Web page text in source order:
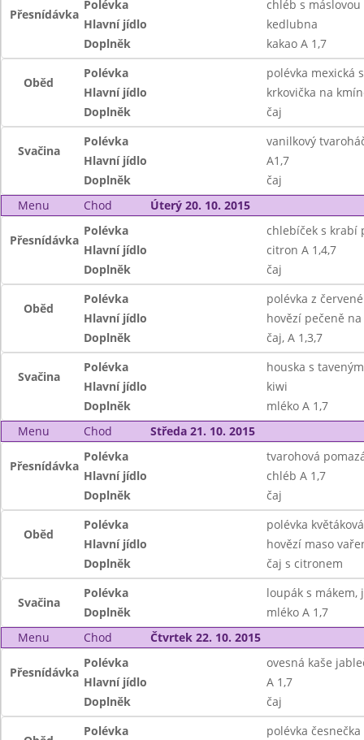
Přesnídávka
Polévka
chléb s
Hlavní jídlo
kedlubna
Doplněk
kakao A 1,7
Oběd
Polévka
polévka mexická
Hlavní jídlo
krkovička na
Doplněk
čaj
Svačina
Polévka
vanilkový
Hlavní jídlo
A1,7
Doplněk
čaj
Menu
Chod Úterý 20. 10. 2015
Přesnídávka
Polévka
chlebíček s krabí
Hlavní jídlo
citron A 1,4,7
Doplněk
čaj
Oběd
Polévka
polévka z
Hlavní jídlo
hovězí pečeně
Doplněk
čaj, A 1,3,7
Svačina
Polévka
houska s
Hlavní jídlo
kiwi
Doplněk
mléko A 1,7
Menu
Chod Středa 21. 10. 2015
Přesnídávka
Polévka
tvarohová
Hlavní jídlo
chléb A 1,7
Doplněk
čaj
Oběd
Polévka
polévka květáková
Hlavní jídlo
hovězí maso
Doplněk
čaj s citronem
Svačina
Polévka
loupák s mákem,
Doplněk
mléko A 1,7
Menu
Chod Čtvrtek 22. 10. 2015
Přesnídávka
Polévka
ovesná kaše
Hlavní jídlo
A 1,7
Doplněk
čaj
Polévka
polévka